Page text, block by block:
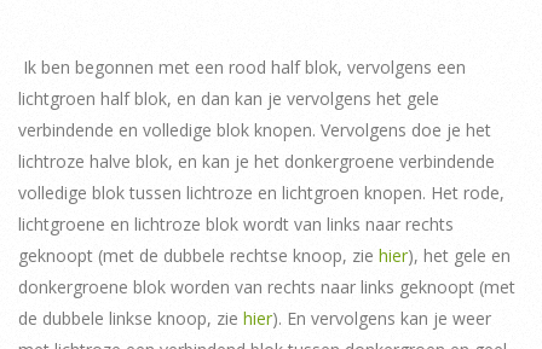
Ik ben begonnen met een rood half blok, vervolgens een
lichtgroen half blok, en dan kan je vervolgens het gele
verbindende en volledige blok knopen. Vervolgens doe je het
lichtroze halve blok, en kan je het donkergroene verbindende
volledige blok tussen lichtroze en lichtgroen knopen. Het rode,
lichtgroene en lichtroze blok wordt van links naar rechts
geknoopt (met de dubbele rechtse knoop, zie hier), het gele en
donkergroene blok worden van rechts naar links geknoopt (met
de dubbele linkse knoop, zie hier). En vervolgens kan je weer